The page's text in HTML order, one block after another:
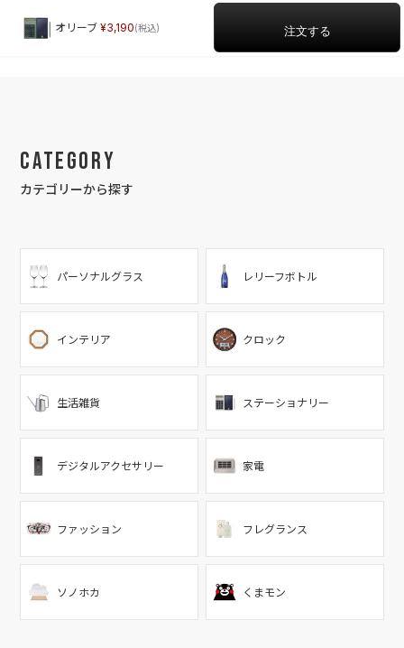
オリーブ 3,190
Category
カテゴリーから探す
パーソナルグラス レリーフボトル
インテリア クロック
生活雑貨 ステーショナリー
デジタルアクセサリー 家電
ファッション フレグランス
ソノホカ くまモン